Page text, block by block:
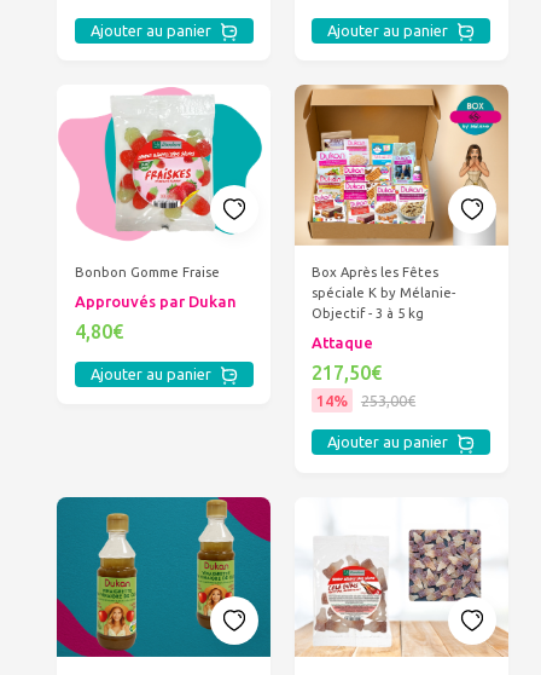
Ajouter au panier Ajouter au panier
Bonbon Gomme Fraise
Approuvés par Dukan
4,80€
Ajouter au panier
Box Après les Fêtes
spéciale K by Mélanie-
Objectif - 3 à 5 kg
Attaque
217,50€
14% 253,00€
Ajouter au panier